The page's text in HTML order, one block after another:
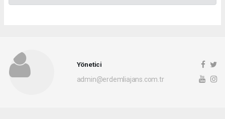
Yönetici
admin@erdemliajans.com.tr